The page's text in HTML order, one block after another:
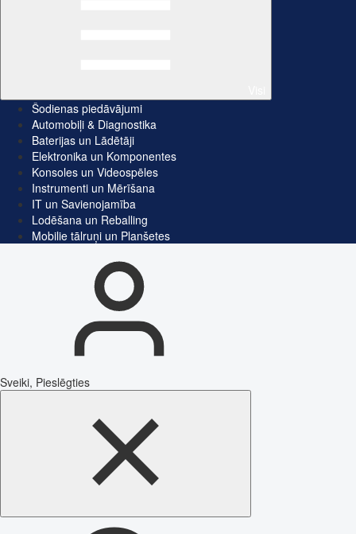
Šodienas piedāvājumi
Automobiļi & Diagnostika
Baterijas un Lādētāji
Elektronika un Komponentes
Konsoles un Videospēles
Instrumenti un Mērīšana
IT un Savienojamība
Lodēšana un Reballing
Mobilie tālruņi un Planšetes
Sveiki, Pieslēgties